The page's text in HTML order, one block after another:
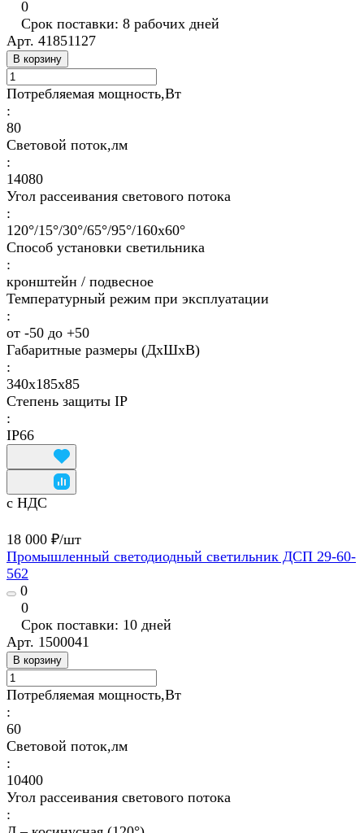
0
Срок поставки: 8 рабочих дней
Арт. 41851127
В корзину
Потребляемая мощность,Вт
:
80
Световой поток,лм
:
14080
Угол рассеивания светового потока
:
120°/15°/30°/65°/95°/160х60°
Способ установки светильника
:
кронштейн / подвесное
Температурный режим при эксплуатации
:
от -50 до +50
Габаритные размеры (ДхШхВ)
:
340х185х85
Степень защиты IP
:
IP66
с НДС
18 000 ₽/шт
Промышленный светодиодный светильник ДСП 29-60-
562
0
0
Срок поставки: 10 дней
Арт. 1500041
В корзину
Потребляемая мощность,Вт
:
60
Световой поток,лм
:
10400
Угол рассеивания светового потока
: